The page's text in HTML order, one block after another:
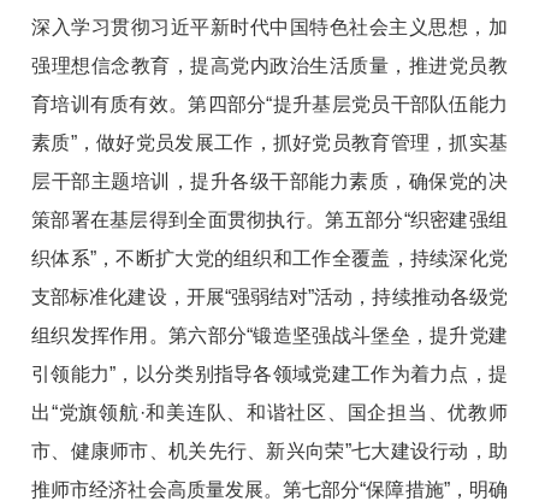
深入学习贯彻习近平新时代中国特色社会主义思想，加
强理想信念教育，提高党内政治生活质量，推进党员教
育培训有质有效。第四部分“提升基层党员干部队伍能力
素质”，做好党员发展工作，抓好党员教育管理，抓实基
层干部主题培训，提升各级干部能力素质，确保党的决
策部署在基层得到全面贯彻执行。第五部分“织密建强组
织体系”，不断扩大党的组织和工作全覆盖，持续深化党
支部标准化建设，开展“强弱结对”活动，持续推动各级党
组织发挥作用。第六部分“锻造坚强战斗堡垒，提升党建
引领能力”，以分类别指导各领域党建工作为着力点，提
出“党旗领航·和美连队、和谐社区、国企担当、优教师
市、健康师市、机关先行、新兴向荣”七大建设行动，助
推师市经济社会高质量发展。第七部分“保障措施”，明确